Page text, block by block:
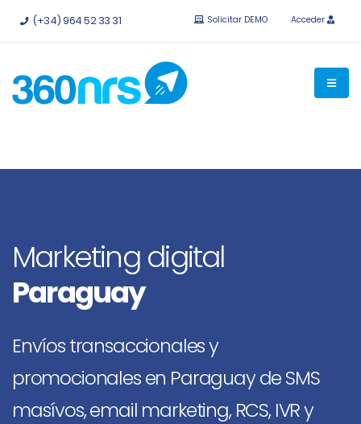
Pruébalo gratis sin compromiso. API e integraciones
(+34) 964 52 33 31 Solicitar DEMO Acceder
Marketing digital
Paraguay
Envíos transaccionales y
promocionales en Paraguay de SMS
masívos, email marketing, RCS, IVR y